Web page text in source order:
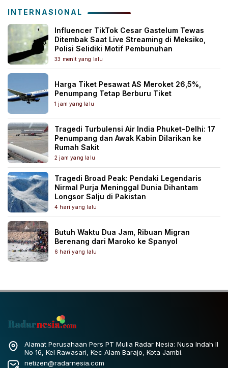
INTERNASIONAL
Influencer TikTok Cesar Gastelum Tewas
Ditembak Saat Live Streaming di Meksiko,
Polisi Selidiki Motif Pembunuhan
33 menit yang lalu
Harga Tiket Pesawat AS Meroket 26,5%,
Penumpang Tetap Berburu Tiket
1 jam yang lalu
Tragedi Turbulensi Air India Phuket-Delhi: 17
Penumpang dan Awak Kabin Dilarikan ke
Rumah Sakit
2 jam yang lalu
Tragedi Broad Peak: Pendaki Legendaris
Nirmal Purja Meninggal Dunia Dihantam
Longsor Salju di Pakistan
4 hari yang lalu
Butuh Waktu Dua Jam, Ribuan Migran
Berenang dari Maroko ke Spanyol
6 hari yang lalu
Alamat Perusahaan Pers PT Mulia Radar Nesia: Nusa Indah II
No 16, Kel Rawasari, Kec Alam Barajo, Kota Jambi.
netizen@radarnesia.com